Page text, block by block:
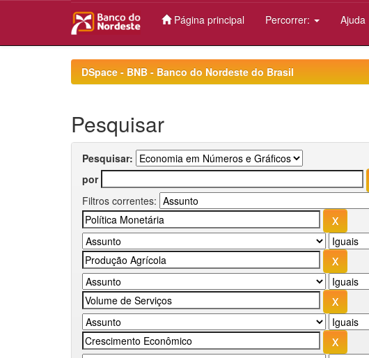
Página principal Percorrer: Ajuda
DSpace - BNB - Banco do Nordeste do Brasil
Pesquisar
Pesquisar:
por
Filtros correntes: